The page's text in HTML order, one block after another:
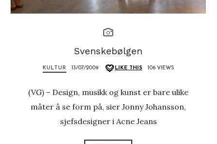
Svenskebølgen
KULTUR 13/07/2009 LIKE THIS 106 VIEWS
(VG) – Design, musikk og kunst er bare ulike
måter å se form på, sier Jonny Johansson,
sjefsdesigner i Acne Jeans